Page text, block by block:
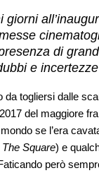
giorni
di
e incertezze
da togliersi dalle
del maggiore
se l’era
The Square) e
però